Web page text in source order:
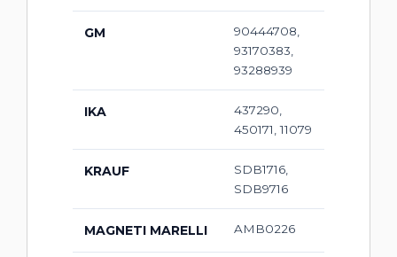
GM
90444708,
93170383,
93288939
IKA
437290,
450171, 11079
KRAUF
SDB1716,
SDB9716
MAGNETI MARELLI AMB0226